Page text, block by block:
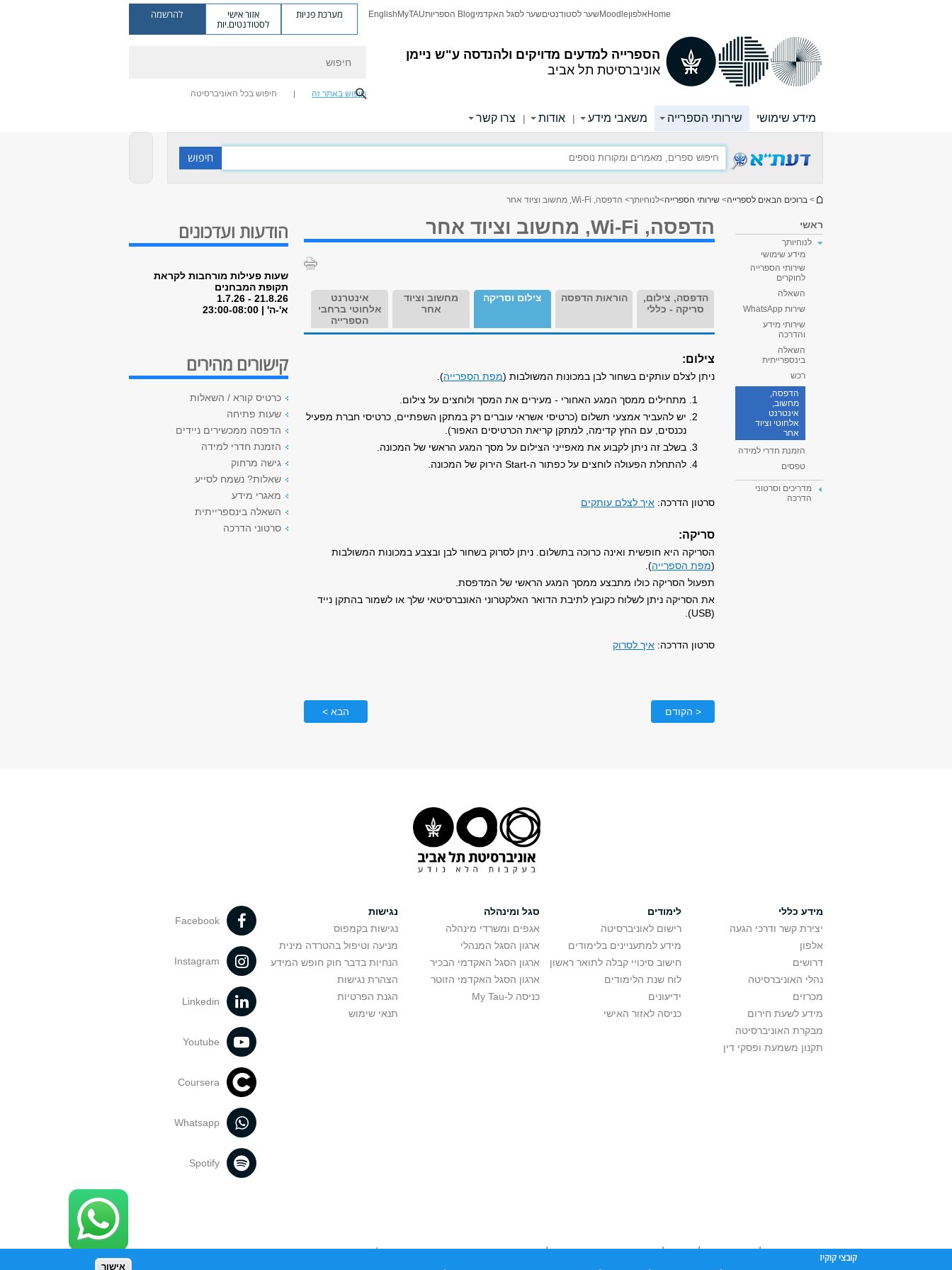
הספרייה למדעים מדויקים ולהנדסה ע"ש ניימן
אוניברסיטת תל אביב
Home אלפוןMoodleשער לסטודנטיםשער לסגל האקדמיBlog הספריות MyTAU
English מערכת פניות אזור אישי
לסטודנטים.יות
להרשמה
חיפוש באתר זה חיפוש בכל האוניברסיטה
מידע שימושי שירותי הספרייה משאבי מידע | אודות | צרו קשר
הינך נמצא כאן
> ברוכים הבאים לספרייה> שירותי הספרייה>לנוחיותך> הדפסה, Wi-Fi, מחשוב וציוד אחר
ראשי
לנוחיותך
מידע שימושי
שירותי הספרייה
לחוקרים
השאלה
שירות WhatsApp
שירותי מידע
והדרכה
השאלה
בינספרייתית
רכש
הדפסה,
מחשוב,
אינטרנט
אלחוטי וציוד
אחר
הזמנת חדרי למידה
טפסים
מדריכים וסרטוני
הדרכה
הדפסה, Wi-Fi, מחשוב וציוד אחר
הדפסה, צילום,
סריקה - כללי
הוראות הדפסה צילום וסריקה
מחשוב וציוד
אחר
אינטרנט
אלחוטי ברחבי
הספרייה
צילום:
ניתן לצלם עותקים בשחור לבן במכונות המשולבות (מפת הספרייה).
מתחילים ממסך המגע האחורי - מעירים את המסך ולוחצים על צילום.
יש להעביר אמצעי תשלום (כרטיסי אשראי עוברים רק במתקן השפתיים, כרטיסי חברת מפעיל
נכנסים, עם החץ קדימה, למתקן קריאת הכרטיסים האפור).
בשלב זה ניתן לקבוע את מאפייני הצילום על מסך המגע הראשי של המכונה.
להתחלת הפעולה לוחצים על כפתור ה-Start הירוק של המכונה.
סרטון הדרכה: איך לצלם עותקים
סריקה:
הסריקה היא חופשית ואינה כרוכה בתשלום. ניתן לסרוק בשחור לבן ובצבע במכונות המשולבות
(מפת הספרייה).
תפעול הסריקה כולו מתבצע ממסך המגע הראשי של המדפסת.
את הסריקה ניתן לשלוח כקובץ לתיבת הדואר האלקטרוני האונברסיטאי שלך או לשמור בהתקן נייד
(
USB
).
סרטון הדרכה: איך לסרוק
< הקודם הבא >
הודעות ועדכונים
שעות פעילות מורחבות לקראת
תקופת המבחנים
21.8.26 - 1.7.26
א'-ה' | 23:00-08:00
קישורים מהירים
כרטיס קורא / השאלות
שעות פתיחה
הדפסה ממכשירים ניידים
הזמנת חדרי למידה
גישה מרחוק
שאלות? נשמח לסייע
מאגרי מידע
השאלה בינספרייתית
סרטוני הדרכה
מידע כללי
יצירת קשר ודרכי הגעה
אלפון
דרושים
נהלי האוניברסיטה
מכרזים
מידע לשעת חירום
מבקרת האוניברסיטה
תקנון משמעת ופסקי דין
לימודים
רישום לאוניברסיטה
מידע למתעניינים בלימודים
חישוב סיכויי קבלה לתואר ראשון
לוח שנת הלימודים
ידיעונים
כניסה לאזור האישי
סגל ומינהלה
אגפים ומשרדי מינהלה
ארגון הסגל המנהלי
ארגון הסגל האקדמי הבכיר
ארגון הסגל האקדמי הזוטר
כניסה ל-My Tau
נגישות
נגישות בקמפוס
מניעה וטיפול בהטרדה מינית
הנחיות בדבר חוק חופש המידע
הצהרת נגישות
הגנת הפרטיות
תנאי שימוש
Facebook
Instagram
Linkedin
Youtube
Coursera
Whatsapp
Spotify
אוניברסיטת תל אביב עושה כל מאמץ לכבד זכויות יוצרים. אם בבעלותך זכויות יוצרים בתכנים שנמצאים פה ו/או השימוש
שנעשה בתכנים אלה לדעתך מפר זכויותקובצי קוקיז
אישור